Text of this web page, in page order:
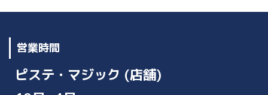
ブ
営業時間
ピステ・マジック (店舗)